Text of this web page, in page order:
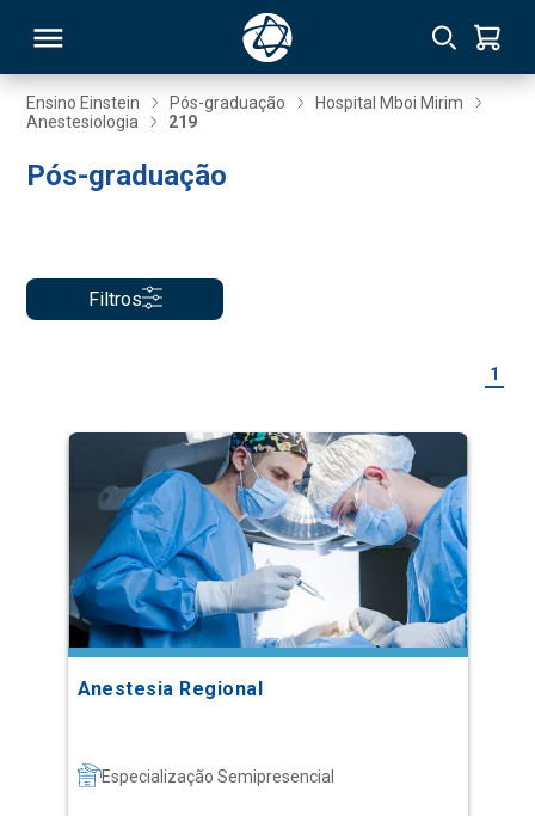
Ensino Einstein Pós-graduação
Hospital Mboi Mirim
Anestesiologia
219
Pós-graduação
Filtros
1
Anestesia Regional
Especialização Semipresencial